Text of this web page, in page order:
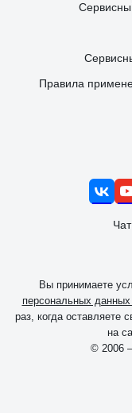
Правила
Вы принимаете
персональных данных
раз, когда оставляете
на
© 2006